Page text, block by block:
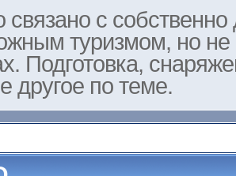
связано с
туризмом, но не
Подготовка,
другое по теме.